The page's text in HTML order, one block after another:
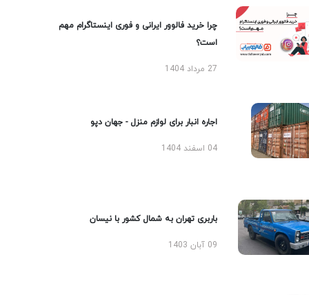
چرا خرید فالوور ایرانی و فوری اینستاگرام مهم
است؟
27 مرداد 1404
اجاره انبار برای لوازم منزل - جهان دپو
04 اسفند 1404
باربری تهران به شمال کشور با نیسان
09 آبان 1403